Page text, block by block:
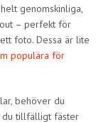
genomskinliga,
– perfekt för
foto. Dessa är lite
populära för
behöver du
du tillfälligt fäster